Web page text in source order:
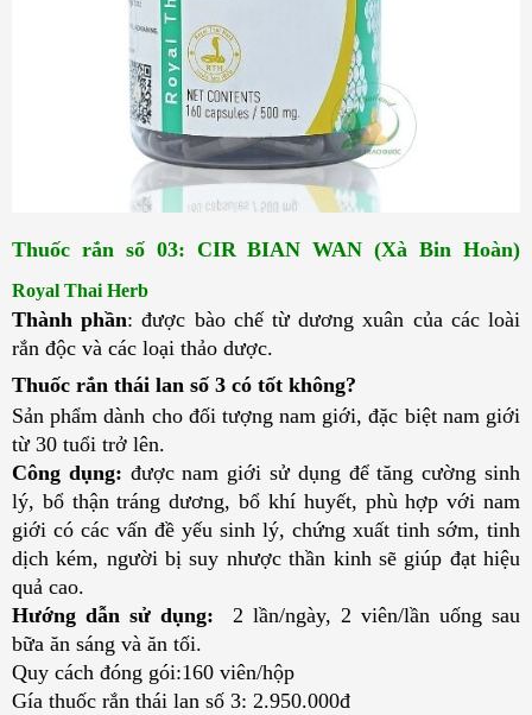
Royal Thai Herb
Thành phần: được bào chế từ dương xuân của các loài
rắn độc và các loại thảo dược.
Thuốc rắn thái lan số 3 có tốt không?
Sản phẩm dành cho đối tượng nam giới, đặc biệt nam giới
từ 30 tuổi trở lên.
Công dụng: được nam giới sử dụng để tăng cường sinh
lý, bổ thận tráng dương, bổ khí huyết, phù hợp với nam
giới có các vấn đề yếu sinh lý, chứng xuất tinh sớm, tinh
dịch kém, người bị suy nhược thần kinh sẽ giúp đạt hiệu
quả cao.
Hướng dẫn sử dụng: 2 lần/ngày, 2 viên/lần uống sau
bữa ăn sáng và ăn tối.
Quy cách đóng gói:160 viên/hộp
Gía thuốc rắn thái lan số 3: 2.950.000đ